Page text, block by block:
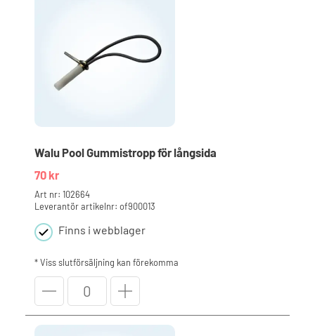
Walu Pool Gummistropp för långsida
70 kr
Leverantör artikelnr: of900013
Art nr: 102664
Finns i webblager
* Viss slutförsäljning kan förekomma
Walu
Pool
Gummistropp
för
långsida